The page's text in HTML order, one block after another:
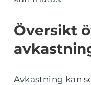
Översikt
Avkastning kan